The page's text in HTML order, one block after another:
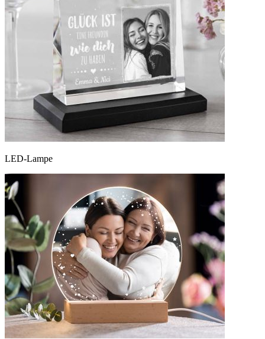
LED-Lampe